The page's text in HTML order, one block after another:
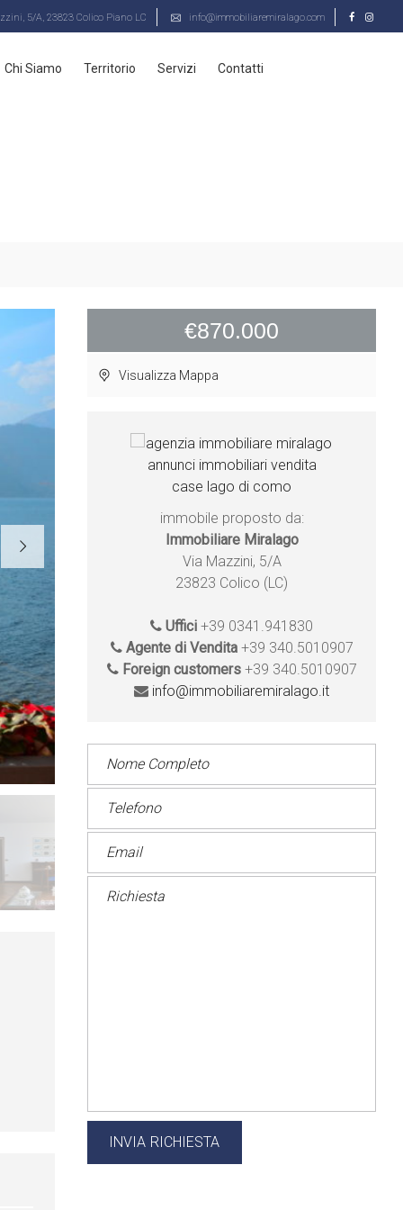
5/A, 23823 Colico Piano LC info@immobiliaremiralago.com
Chi Siamo Territorio Servizi Contatti
€870.000
Visualizza Mappa
immobile proposto da:
Immobiliare Miralago
Via Mazzini, 5/A
23823 Colico (LC)
Uffici +39 0341.941830
Agente di Vendita+39 340.5010907
Foreign customers+39 340.5010907
info@immobiliaremiralago.it